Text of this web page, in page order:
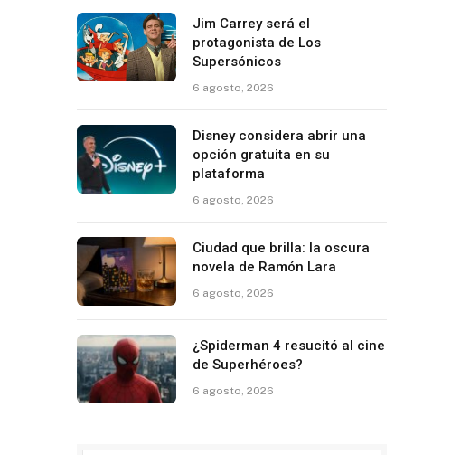
Jim Carrey será el
protagonista de Los
Supersónicos
6 agosto, 2026
Disney considera abrir una
opción gratuita en su
plataforma
6 agosto, 2026
Ciudad que brilla: la oscura
novela de Ramón Lara
6 agosto, 2026
¿Spiderman 4 resucitó al cine
de Superhéroes?
6 agosto, 2026